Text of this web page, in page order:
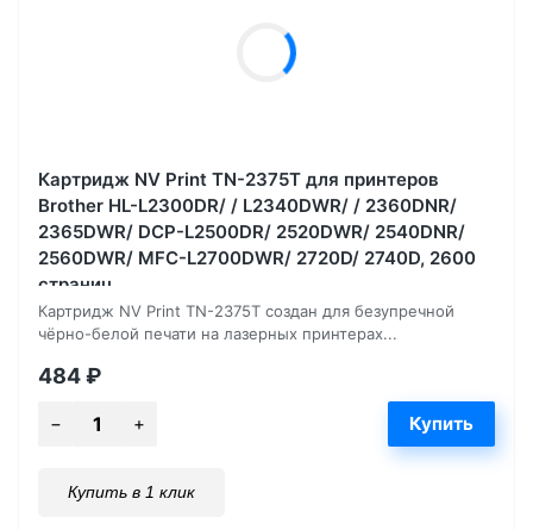
Картридж NV Print TN-2375T для принтеров
Brother HL-L2300DR/ / L2340DWR/ / 2360DNR/
2365DWR/ DCP-L2500DR/ 2520DWR/ 2540DNR/
2560DWR/ MFC-L2700DWR/ 2720D/ 2740D, 2600
страниц
Картридж NV Print TN-2375T создан для безупречной
чёрно-белой печати на лазерных принтерах...
484₽
Купить в 1 клик